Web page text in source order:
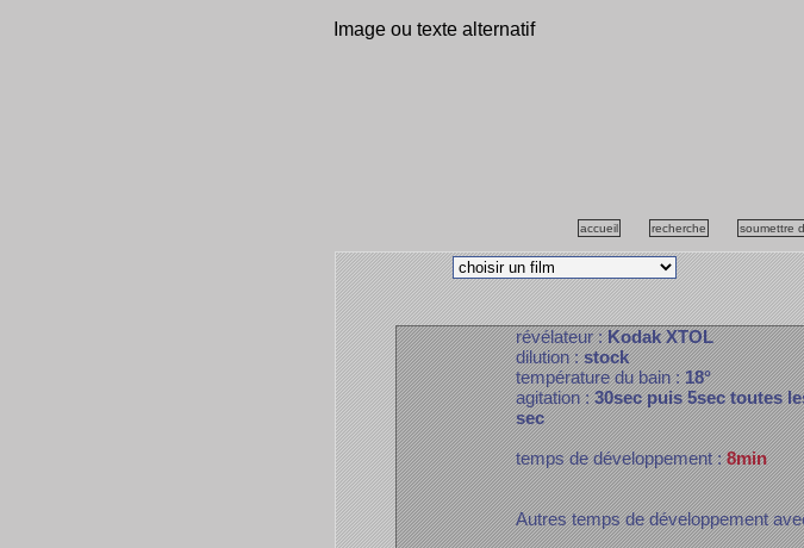
Image ou texte alternatif
accueil recherche soumettre
révélateur :Kodak XTOL
dilution :stock
température du bain :18°
agitation :30sec puis 5sec toutes
sec
temps de développement :8min
Autres temps de développement